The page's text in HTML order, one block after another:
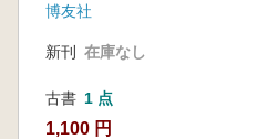
博友社
新刊 在庫なし
古書 1 点
1,100 円